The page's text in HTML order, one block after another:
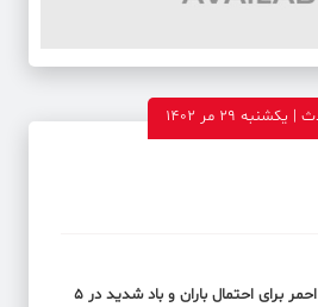
هشدار و آماده‌باش هلال احمر برای احتمال باران و باد شدید در ۵